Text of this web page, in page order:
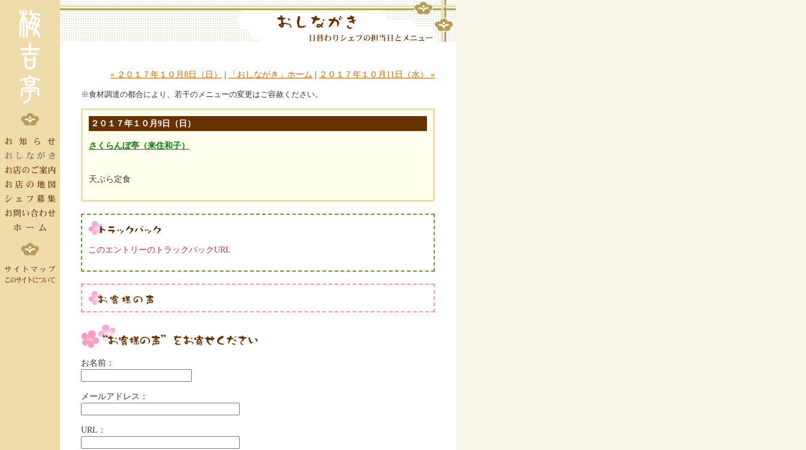
« ２０１７年１０月8日（日） | 「おしながき」ホーム | ２０１７年１０月11日（水） »
※食材調達の都合により、若干のメニューの変更はご容赦ください。
２０１７年１０月9日（日）
さくらんぼ亭（来住和子）
天ぷら定食
このエントリーのトラックバックURL
お名前：
メールアドレス：
URL：